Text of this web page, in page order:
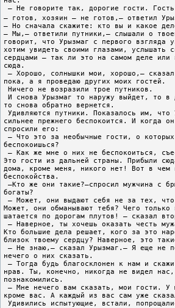
– Не говорите так, дорогие гости.
– готов, хозяин – не готов,– ответил
– Но сначала скажите: кто вы и какое
– Мы,– ответили путники,– слышали о
говорит, что Урызмаг с первого взгляда
хотим увидеть своими глазами, услышать
сердцами – так ли это на самом деле
сюда.
– Хорошо, солнышки мои, хорошо,–
пока, а я проведаю других моих гостей.
Ничего не возразили трое путников.
И снова Урызмаг то наружу выйдет, то в
то снова обратно вернется.
Удивляются путники. Показалось им, что
сильнее прежнего беспокоится. И когда
спросили его:
– Что это за необычные гости, о
беспокоишься?
– Как же мне о них не беспокоиться,
Это гости из дальней страны. Прибыли
дома, кроме меня, никого нет! Вот в чем
беспокойства.
–Кто же они такие?–спросил мужчина с
богаты?
– Может, они выдают себя не за тех,
Может, они обманывают тебя? Чего
шатается по дорогам плутов! – сказал
– Наверное, ты хочешь оказать честь
Кто большие дела решает, кого за это
близок твоему сердцу? Наверное, это
– Не знаю,– сказал Урызмаг.– Я еще не
нечего о них сказать.
– Тогда будь благосклонен к нам и
нрав. Ты, конечно, никогда не видел
познакомились.
– Мне нечего вам сказать, мои гости. У
кроме вас. А каждый из вас сам уже
Удивились испытующие, встали,